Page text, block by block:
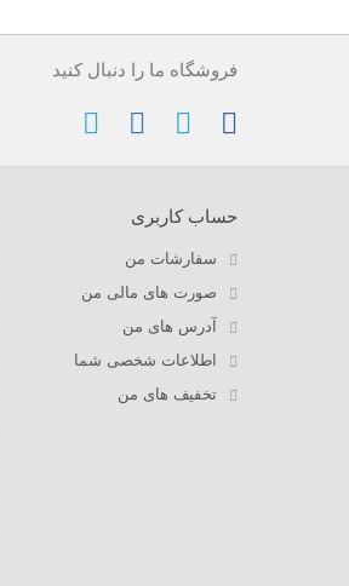
فروشگاه ما را دنبال کنید
حساب کاربری
سفارشات من
صورت های مالی من
آدرس های من
اطلاعات شخصی شما
تخفیف های من